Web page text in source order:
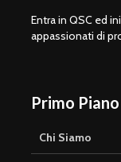
Entra in QSC ed
appassionati di
Primo Piano
Chi Siamo